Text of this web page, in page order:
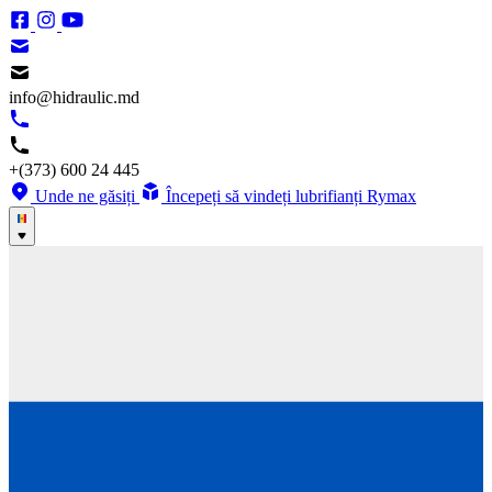
info@hidraulic.md
+(373) 600 24 445
Unde ne găsiți
Începeți să vindeți lubrifianți Rymax